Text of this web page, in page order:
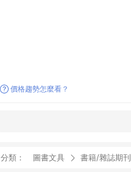
價格趨勢怎麼看？
分類： 圖書文具 書籍/雜誌期刊